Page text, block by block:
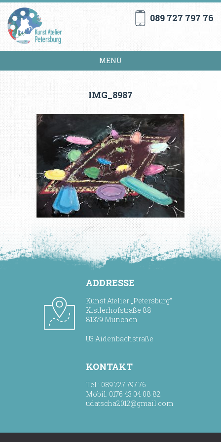
089 727 797 76
MENÜ
IMG_8987
ADDRESSE
Kunst Atelier „Petersburg“
Kistlerhofstraße 88
81379 München
U3 Aidenbachstraße
KONTAKT
Tel.: 089 727 797 76
Mobil: 0176 43 04 08 82
udatscha2012@gmail.com